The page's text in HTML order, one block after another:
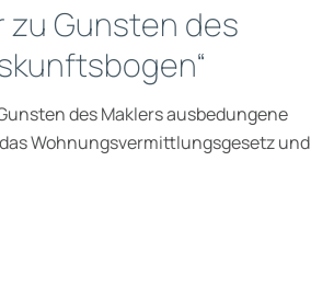
Gunsten des
des Maklers ausbedungene
Wohnungsvermittlungsgesetz und